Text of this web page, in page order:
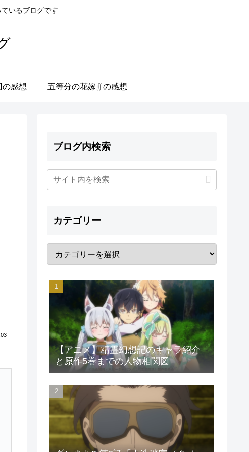
いるブログです
の感想 五等分の花嫁∬の感想
ブログ内検索
カテゴリー
【アニメ】精霊幻想記のキャラ紹介
と原作5巻までの人物相関図